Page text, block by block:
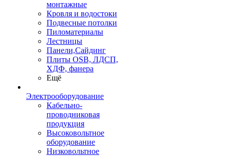
монтажные
Кровля и водостоки
Подвесные потолки
Пиломатериалы
Лестницы
Панели,Сайдинг
Плиты OSB, ЛДСП,
ХДФ, фанера
Ещё
Электрооборудование
Кабельно-
проводниковая
продукция
Высоковольтное
оборудование
Низковольтное